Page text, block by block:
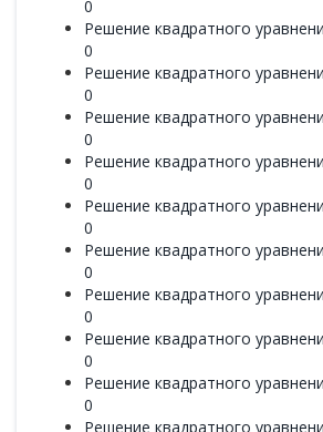
0
Решение квадратного
0
Решение квадратного
0
Решение квадратного
0
Решение квадратного
0
Решение квадратного
0
Решение квадратного
0
Решение квадратного
0
Решение квадратного
0
Решение квадратного
0
Решение квадратного